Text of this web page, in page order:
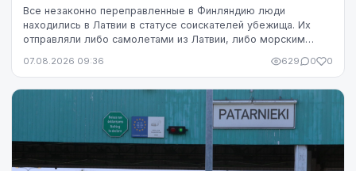
Все незаконно переправленные в Финляндию люди
находились в Латвии в статусе соискателей убежища. Их
отправляли либо самолетами из Латвии, либо морским
07.08.2026 09:36 629 0 0